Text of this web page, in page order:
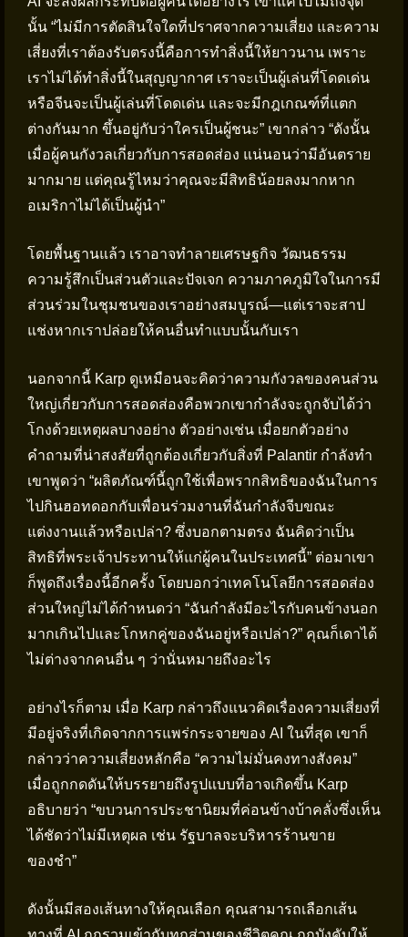
นั้น “ไม่มีการตัดสินใจใดที่ปราศจากความเสี่ยง และความ
เสี่ยงที่เราต้องรับตรงนี้คือการทำสิ่งนี้ให้ยาวนาน เพราะ
เราไม่ได้ทำสิ่งนี้ในสุญญากาศ เราจะเป็นผู้เล่นที่โดดเด่น
หรือจีนจะเป็นผู้เล่นที่โดดเด่น และจะมีกฎเกณฑ์ที่แตก
ต่างกันมาก ขึ้นอยู่กับว่าใครเป็นผู้ชนะ” เขากล่าว “ดังนั้น
เมื่อผู้คนกังวลเกี่ยวกับการสอดส่อง แน่นอนว่ามีอันตราย
มากมาย แต่คุณรู้ไหมว่าคุณจะมีสิทธิน้อยลงมากหาก
อเมริกาไม่ได้เป็นผู้นำ”
โดยพื้นฐานแล้ว เราอาจทำลายเศรษฐกิจ วัฒนธรรม
ความรู้สึกเป็นส่วนตัวและปัจเจก ความภาคภูมิใจในการมี
ส่วนร่วมในชุมชนของเราอย่างสมบูรณ์—แต่เราจะสาป
แช่งหากเราปล่อยให้คนอื่นทำแบบนั้นกับเรา
นอกจากนี้ Karp ดูเหมือนจะคิดว่าความกังวลของคนส่วน
ใหญ่เกี่ยวกับการสอดส่องคือพวกเขากำลังจะถูกจับได้ว่า
โกงด้วยเหตุผลบางอย่าง ตัวอย่างเช่น เมื่อยกตัวอย่าง
คำถามที่น่าสงสัยที่ถูกต้องเกี่ยวกับสิ่งที่ Palantir กำลังทำ
เขาพูดว่า “ผลิตภัณฑ์นี้ถูกใช้เพื่อพรากสิทธิของฉันในการ
ไปกินฮอทดอกกับเพื่อนร่วมงานที่ฉันกำลังจีบขณะ
แต่งงานแล้วหรือเปล่า? ซึ่งบอกตามตรง ฉันคิดว่าเป็น
สิทธิที่พระเจ้าประทานให้แก่ผู้คนในประเทศนี้” ต่อมาเขา
ก็พูดถึงเรื่องนี้อีกครั้ง โดยบอกว่าเทคโนโลยีการสอดส่อง
ส่วนใหญ่ไม่ได้กำหนดว่า “ฉันกำลังมีอะไรกับคนข้างนอก
มากเกินไปและโกหกคู่ของฉันอยู่หรือเปล่า?” คุณก็เดาได้
ไม่ต่างจากคนอื่น ๆ ว่านั่นหมายถึงอะไร
อย่างไรก็ตาม เมื่อ Karp กล่าวถึงแนวคิดเรื่องความเสี่ยงที่
มีอยู่จริงที่เกิดจากการแพร่กระจายของ AI ในที่สุด เขาก็
กล่าวว่าความเสี่ยงหลักคือ “ความไม่มั่นคงทางสังคม”
เมื่อถูกกดดันให้บรรยายถึงรูปแบบที่อาจเกิดขึ้น Karp
อธิบายว่า “ขบวนการประชานิยมที่ค่อนข้างบ้าคลั่งซึ่งเห็น
ได้ชัดว่าไม่มีเหตุผล เช่น รัฐบาลจะบริหารร้านขาย
ของชำ”
ดังนั้นมีสองเส้นทางให้คุณเลือก คุณสามารถเลือกเส้น